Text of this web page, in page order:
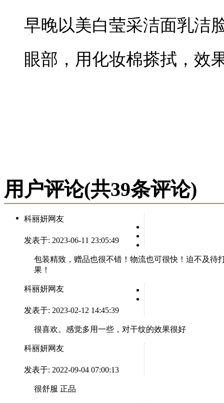
早晚以美白莹采洁面乳洁
眼部，用化妆棉搽拭，效
用户评论(共39条评论)
科丽妍网友
发表于: 2023-06-11 23:05:49
包装精致，赠品也很不错！物流也可很快！迫不及待
果！
科丽妍网友
发表于: 2023-02-12 14:45:39
很喜欢。感觉多用一些，对干纹的效果很好
科丽妍网友
发表于: 2022-09-04 07:00:13
很舒服 正品